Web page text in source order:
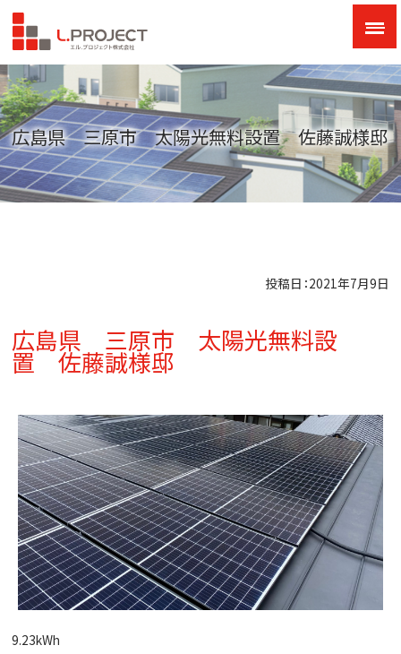
広島県 三原市 太陽光無料設置 佐藤誠様邸
投稿日：2021年7月9日
広島県 三原市 太陽光無料設
置 佐藤誠様邸
9.23kWh